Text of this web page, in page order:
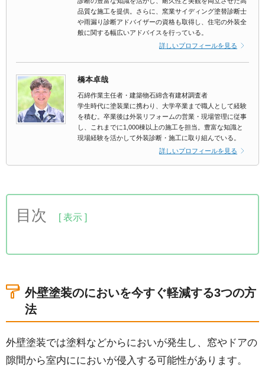
品質な施工を提供。さらに、窯業サイディング塗替診断士
や雨漏り診断アドバイザーの資格も取得し、住宅の外装全
般に関する幅広いアドバイスを行っている。
詳しいプロフィールを見る
橋本卓哉
石綿作業主任者・建築物石綿含有建材調査者
学生時代に塗装業に携わり、大学卒業まで職人として経験
を積む。卒業後は外装リフォームの営業・現場管理に従事
し、これまでに1,000棟以上の施工を担当。豊富な知識と
現場経験を活かして外装診断・施工に取り組んでいる。
詳しいプロフィールを見る
目次
1.外壁塗装のにおいを今すぐ軽減する3つの方法
1-2.換気を十分に行う
1-3.空気清浄機を使用する
2.これから外壁塗装をする前ににおいを軽減できる
2つの方法
2-1.水性塗料で塗装する
外壁塗装のにおいを今すぐ軽減する3つの方
法
外壁塗装では塗料などからにおいが発生し、窓やドアの
隙間から室内ににおいが侵入する可能性があります。